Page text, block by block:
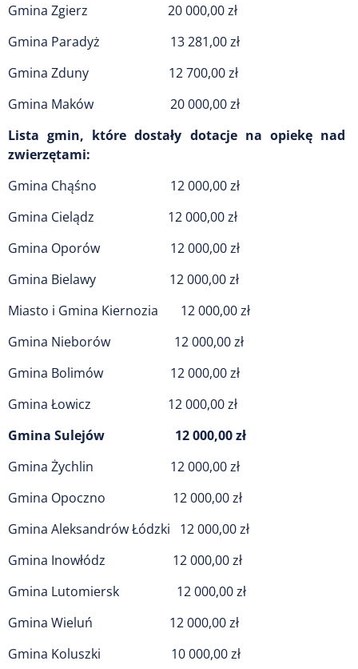
Gmina Zgierz 20 000,00 zł
Gmina Paradyż 13 281,00 zł
Gmina Zduny 12 700,00 zł
Gmina Maków 20 000,00 zł
Lista gmin, które dostały dotacje na opiekę nad
zwierzętami:
Gmina Chąśno 12 000,00 zł
Gmina Cielądz 12 000,00 zł
Gmina Oporów 12 000,00 zł
Gmina Bielawy 12 000,00 zł
Miasto i Gmina Kiernozia 12 000,00 zł
Gmina Nieborów 12 000,00 zł
Gmina Bolimów 12 000,00 zł
Gmina Łowicz 12 000,00 zł
Gmina Sulejów 12 000,00 zł
Gmina Żychlin 12 000,00 zł
Gmina Opoczno 12 000,00 zł
Gmina Aleksandrów Łódzki 12 000,00 zł
Gmina Inowłódz 12 000,00 zł
Gmina Lutomiersk 12 000,00 zł
Gmina Wieluń 12 000,00 zł
Gmina Koluszki 10 000,00 zł